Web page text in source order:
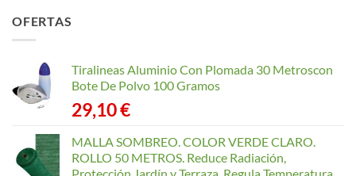
168,65 €
OFERTAS
Tiralineas Aluminio Con Plomada 30 Metroscon
Bote De Polvo 100 Gramos
29,10€
MALLA SOMBREO. COLOR VERDE CLARO.
ROLLO 50 METROS. Reduce Radiación,